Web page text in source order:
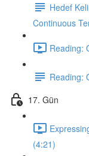
Hedef
Continuous
Reading:
Reading:
17. Gün
(4:21)